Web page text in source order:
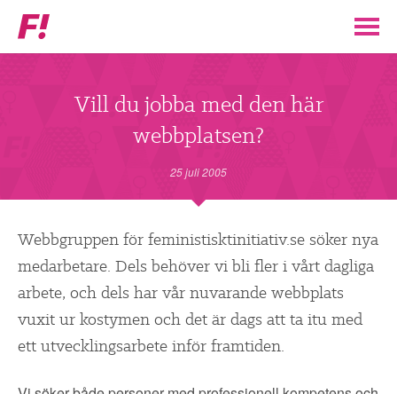
Feministiskt
initiativ
ENGAGERA DIG I F! ▼
ENAD RÖST
PARTILEDARE
Vill du jobba med den här
webbplatsen?
25 juli 2005
Webbgruppen för feministisktinitiativ.se söker nya
medarbetare. Dels behöver vi bli fler i vårt dagliga
arbete, och dels har vår nuvarande webbplats
vuxit ur kostymen och det är dags att ta itu med
ett utvecklingsarbete inför framtiden.